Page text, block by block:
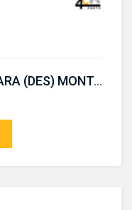
JOGO DE FERRAMENTAS PARA (DES) MONTAR CONJUNTO DE DUPLA EMBREAGEM-CR 652